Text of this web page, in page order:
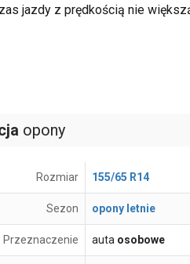
jazdy z prędkością nie
opony
Rozmiar 155/65 R14
Sezon opony letnie
Przeznaczenie auta osobowe